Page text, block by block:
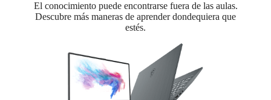
El conocimiento puede encontrarse fuera de las aulas.
Descubre más maneras de aprender dondequiera que
estés.